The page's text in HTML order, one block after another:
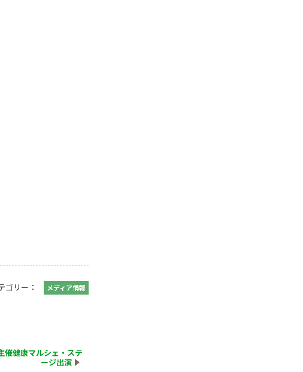
ゴリー： メディア情報
催健康マルシェ・ステ
ージ出演